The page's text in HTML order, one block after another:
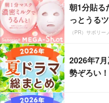
朝1分貼る
っとうる
（PR）サボリー
2026年7
勢ぞろい！